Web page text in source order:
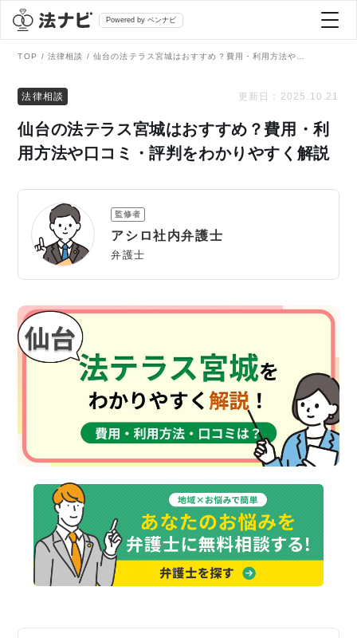
Powered by ベンナビ
全て
刑事事件
債務整理
離婚問題
交通事故
遺産相続
労働問題
債権回収
IT・ネット
資金調達
弁護士を探す
AI Search Premium
掲載をご検討の弁護士の方へ
TOP 法律相談
法律相談 更新日： 2025.10.21
仙台の法テラス宮城はおすすめ？費用・利
用方法や口コミ・評判をわかりやすく解説
監修者
アシロ社内弁護士
弁護士